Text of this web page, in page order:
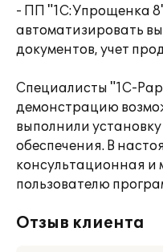
- ПП "1С:Упрощенка
автоматизировать
документов, учет
Специалисты "1С-
демонстрацию
выполнили
обеспечения. В
консультационная и
пользователю
Отзыв клиента